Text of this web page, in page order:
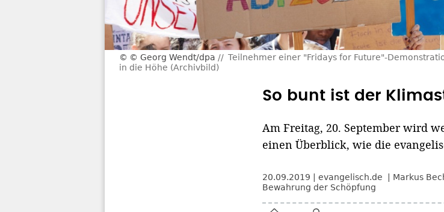
© Georg Wendt/dpa
Teilnehmer einer "Fridays for Future"-
in die Höhe (Archivbild)
So bunt ist der
Am Freitag, 20. September wird
einen Überblick, wie die
20.09.2019 evangelisch.de Markus
Bewahrung der Schöpfung